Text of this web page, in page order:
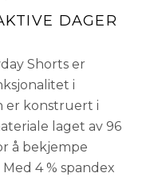
DAGER
Shorts er
i
er konstruert i
laget av 96
å bekjempe
4 % spandex